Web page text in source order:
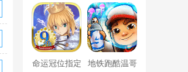
解版内置菜单
MOD修改器
命运冠位指定 地铁跑酷温哥